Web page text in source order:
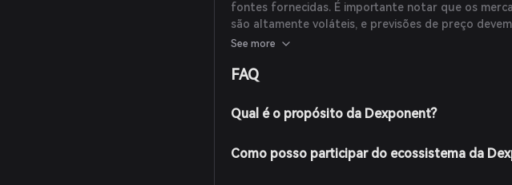
fontes fornecidas. É importante notar que os
são altamente voláteis, e previsões de preço
cautela.
See more
FAQ
Qual é o propósito da Dexponent?
Como posso participar do ecossistema da